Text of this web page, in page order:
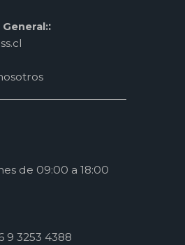
:
de 09:00 a 18:00
9 3253 4388